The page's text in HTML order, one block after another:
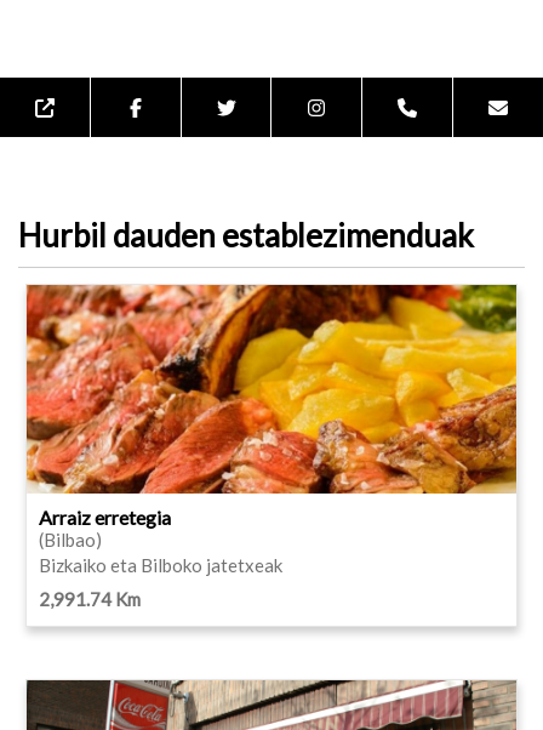
Hurbil dauden establezimenduak
Arraiz erretegia
(Bilbao)
Bizkaiko eta Bilboko jatetxeak
2,991.74 Km